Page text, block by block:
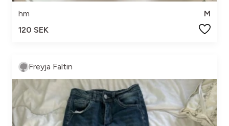
hm
M
120 SEK
Freyja Faltin